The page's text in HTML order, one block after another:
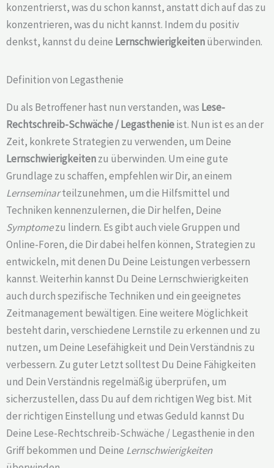
konzentrierst, was du schon kannst, anstatt dich auf das zu
konzentrieren, was du nicht kannst. Indem du positiv
denkst, kannst du deine Lernschwierigkeitenüberwinden.
Definition von Legasthenie
Du als Betroffener hast nun verstanden, was Lese-
Rechtschreib-Schwäche /Legasthenieist. Nun ist es an der
Zeit, konkrete Strategien zu verwenden, um Deine
Lernschwierigkeitenzu überwinden. Um eine gute
Grundlage zu schaffen, empfehlen wir Dir, an einem
Lernseminarteilzunehmen, um die Hilfsmittel und
Techniken kennenzulernen, die Dir helfen, Deine
Symptomezu lindern. Es gibt auch viele Gruppen und
Online-Foren, die Dir dabei helfen können, Strategien zu
entwickeln, mit denen Du Deine Leistungen verbessern
kannst. Weiterhin kannst Du Deine Lernschwierigkeiten
auch durch spezifische Techniken und ein geeignetes
Zeitmanagement bewältigen. Eine weitere Möglichkeit
besteht darin, verschiedene Lernstile zu erkennen und zu
nutzen, um Deine Lesefähigkeit und Dein Verständnis zu
verbessern. Zu guter Letzt solltest Du Deine Fähigkeiten
und Dein Verständnis regelmäßig überprüfen, um
sicherzustellen, dass Du auf dem richtigen Weg bist. Mit
der richtigen Einstellung und etwas Geduld kannst Du
Deine Lese-Rechtschreib-Schwäche / Legasthenie in den
Griff bekommen und Deine Lernschwierigkeiten